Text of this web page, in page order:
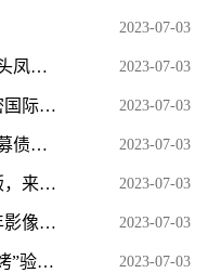
2023-07-03
075期英杰大乐透预测奖号：龙头凤尾推荐_环球快消息 2023-07-03
阿尔巴和拉莫斯接近加盟迈阿密国际联手梅西 2023-07-03
洛阳城投集团完成发行6亿元私募债，票面利率3.93％-今头条 2023-07-03
上海人最爱的香皂品牌出了盗版，来头还不小？ 世界微动态 2023-07-03
说出你的故事！改革开放45周年影像作品征集活动火热开启！ 当前动态 2023-07-03
当前观点：天津交警无惧烈日“烤”验值守一线 夏日最美“警”色 守护出行平安 2023-07-03